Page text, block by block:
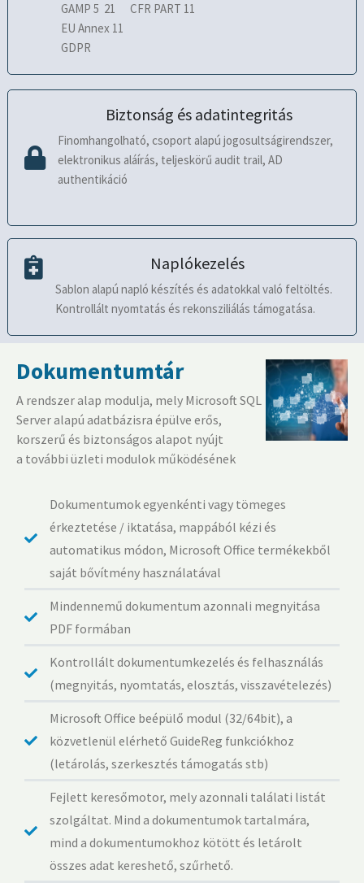
GAMP 5 21 CFR PART 11
EU Annex 11
GDPR
Biztonság és adatintegritás
Finomhangolható, csoport alapú jogosultságirendszer,
elektronikus aláírás, teljeskörű audit trail, AD
authentikáció
Naplókezelés
Sablon alapú napló készítés és adatokkal való feltöltés.
Kontrollált nyomtatás és rekonsziliálás támogatása.
Dokumentumtár
A rendszer alap modulja, mely Microsoft SQL
Server alapú adatbázisra épülve erős,
korszerű és biztonságos alapot nyújt
a további üzleti modulok működésének
Dokumentumok egyenkénti vagy tömeges
érkeztetése / iktatása, mappából kézi és
automatikus módon, Microsoft Office termékekből
saját bővítmény használatával
Mindennemű dokumentum azonnali megnyitása
PDF formában
Kontrollált dokumentumkezelés és felhasználás
(megnyitás, nyomtatás, elosztás, visszavételezés)
Microsoft Office beépülő modul (32/64bit), a
közvetlenül elérhető GuideReg funkciókhoz
(letárolás, szerkesztés támogatás stb)
Fejlett keresőmotor, mely azonnali találati listát
szolgáltat. Mind a dokumentumok tartalmára,
mind a dokumentumokhoz kötött és letárolt
összes adat kereshető, szűrhető.